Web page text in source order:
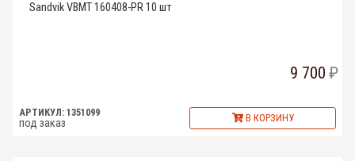
Sandvik VBMT 160408-PR 10 шт
9 700
АРТИКУЛ: 1351099
под заказ В КОРЗИНУ